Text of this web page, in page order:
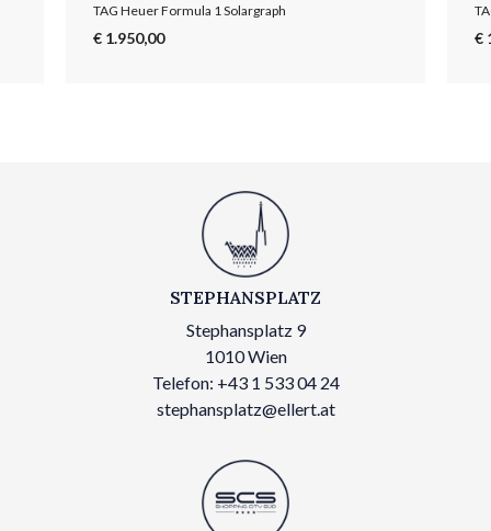
TAG Heuer Formula 1 Solargraph
€ 1.950,00 €
STEPHANSPLATZ
Stephansplatz 9
1010 Wien
Telefon: +43 1 533 04 24
stephansplatz@ellert.at